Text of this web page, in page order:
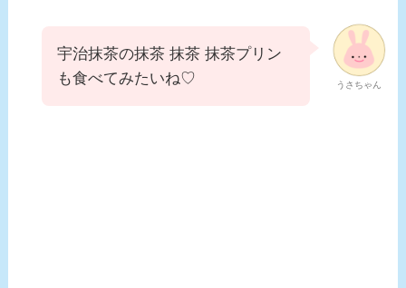
うさちゃん
宇治抹茶の抹茶 抹茶 抹茶プリン
も食べてみたいね♡